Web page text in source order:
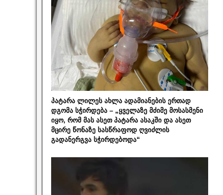
პატარა ლილეს ახლა ადამიანების ერთად
დგომა სჭირდება – „ყველაზე მძიმე მოსასმენი
იყო, რომ მას ასეთ პატარა ასაკში და ასეთ
მცირე წონაზე სასწრაფოდ ღვიძლის
გადანერგვა სჭირდებოდა“